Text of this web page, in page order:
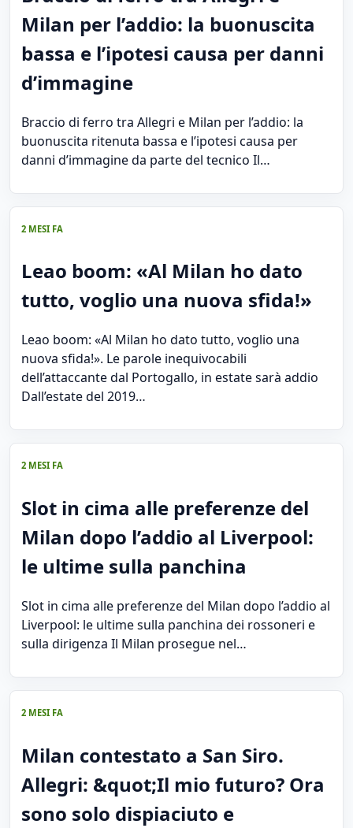
Milan per l’addio: la buonuscita
bassa e l’ipotesi causa per danni
d’immagine
Braccio di ferro tra Allegri e Milan per l’addio: la
buonuscita ritenuta bassa e l’ipotesi causa per
danni d’immagine da parte del tecnico Il…
2 MESI FA
Leao boom: «Al Milan ho dato
tutto, voglio una nuova sfida!»
Leao boom: «Al Milan ho dato tutto, voglio una
nuova sfida!». Le parole inequivocabili
dell’attaccante dal Portogallo, in estate sarà addio
Dall’estate del 2019…
2 MESI FA
Slot in cima alle preferenze del
Milan dopo l’addio al Liverpool:
le ultime sulla panchina
Slot in cima alle preferenze del Milan dopo l’addio al
Liverpool: le ultime sulla panchina dei rossoneri e
sulla dirigenza Il Milan prosegue nel…
2 MESI FA
Milan contestato a San Siro.
Allegri: &quot;Il mio futuro? Ora
sono solo dispiaciuto e